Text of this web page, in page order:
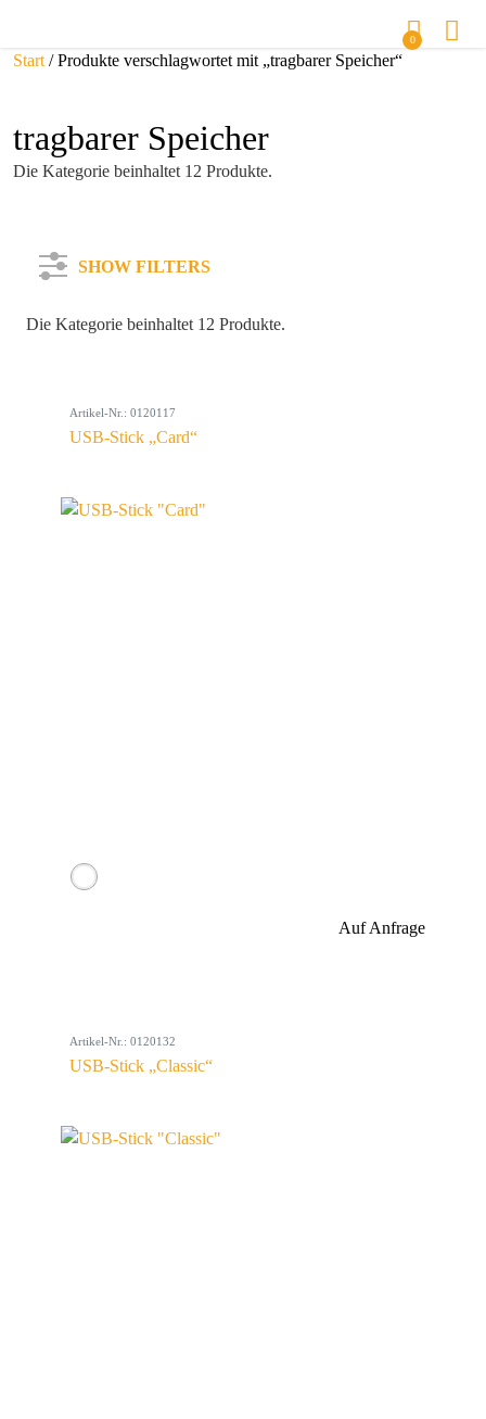
0
Start / Produkte verschlagwortet mit „tragbarer Speicher“
tragbarer Speicher
Die Kategorie beinhaltet 12 Produkte.
SHOW FILTERS
Farbe
Die Kategorie beinhaltet 12 Produkte.
Artikel-Nr.: 0120117
USB-Stick „Card“
Auf Anfrage
Artikel-Nr.: 0120132
USB-Stick „Classic“